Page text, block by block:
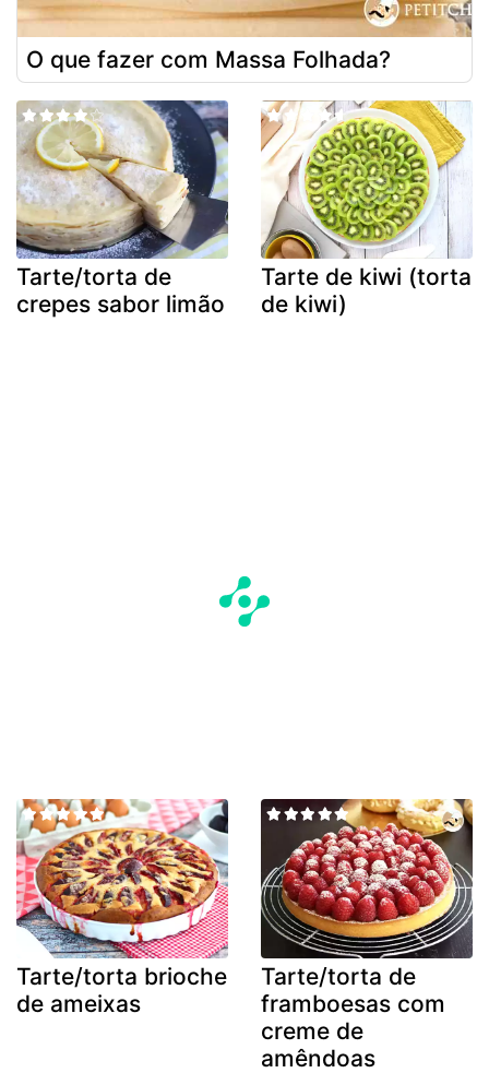
O que fazer com Massa Folhada?
Tarte/torta de
crepes sabor limão
Tarte de kiwi (torta
de kiwi)
Tarte/torta brioche
de ameixas
Tarte/torta de
framboesas com
creme de
amêndoas